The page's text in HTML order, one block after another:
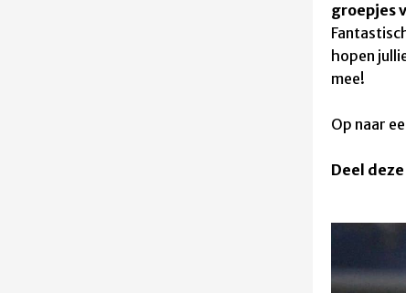
groepjes
hopen
mee!
Op naar
Deel